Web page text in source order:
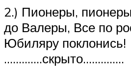
2.) Пионеры,
до Валеры, Все по
Юбиляру поклонись!
………….скрыто…………..